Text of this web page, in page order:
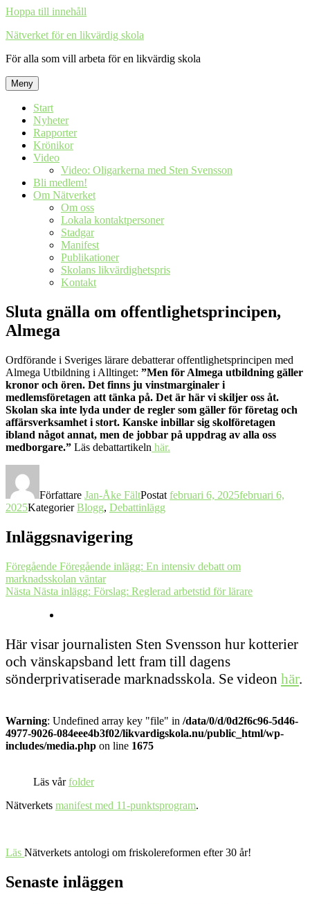
Hoppa till innehåll
Nätverket för en likvärdig skola
För alla som vill arbeta för en likvärdig skola
Meny
Start
Nyheter
Rapporter
Krönikor
Video
Video: Oligarkerna med Sten Svensson
Bli medlem!
Om Nätverket
Om oss
Lokala kontaktpersoner
Stadgar
Manifest
Publikationer
Skolans likvärdighetspris
Kontakt
Sluta gnälla om offentlighetsprincipen,
Almega
Ordförande i Sveriges lärare debatterar offentlighetsprincipen med
Almega Utbildning i Alltinget: ”Men för Almega utbildning gäller
kronor och ören. Det finns ju vinstmarginaler i
medlemsföretagen att tänka på. Det är här vi skiljer oss åt.
Skolan ska inte lyda under de regler som gäller för företag och
affärsverksamhet i stort. Kanske inbillar sig skolföretagen
ibland något annat, men de jobbar på uppdrag av alla oss
medborgare.” Läs debattartikeln här.
Författare Jan-Åke FältPostat februari 6, 2025februari 6,
2025KategorierBlogg, Debattinlägg
Inläggsnavigering
Föregående Föregående inlägg: En intensiv debatt om
marknadsskolan väntar
Nästa Nästa inlägg: Förslag: Reglerad arbetstid för lärare
Här visar journalisten Sten Svensson hur kotterier
och vänskapsband lett fram till dagens
sönderprivatiserade marknadsskola. Se videon här.
Warning: Undefined array key "file" in /data/0/d/0d2f6c96-5d46-
4977-9026-084eee4b3f02/likvardigskola.nu/public_html/wp-
includes/media.php on line 1675
Läs vårfolder
Nätverkets manifest med 11-punktsprogram.
Läs Nätverkets antologi om friskolereformen efter 30 år!
Senaste inläggen